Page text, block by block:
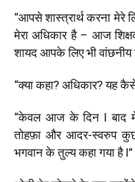
“आपसे शास्त्रार्थ करना
मेरा अधिकार है – आज
शायद आपके लिए भी वांछनीय
“क्या कहा? अधिकार? यह
“केवल आज के दिन l बाद में
तोहफ़ा और आदर-स्वरुप
भगवान के तुल्य कहा गया है l”